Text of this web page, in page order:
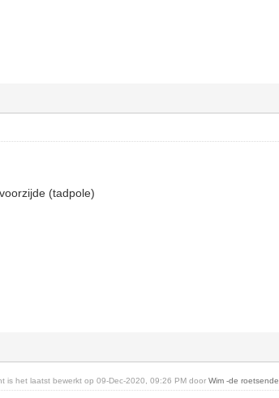
(tadpole)
is het laatst bewerkt op 09-Dec-2020, 09:26 PM doorWim -de roetsende